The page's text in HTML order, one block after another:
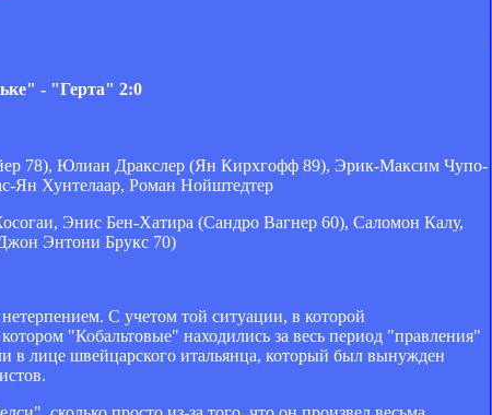
- "Герта" 2:0
78), Юлиан Дракслер (Ян Кирхгофф 89), Эрик-Максим Чупо-
Ян Хунтелаар, Роман Нойштедтер
Энис Бен-Хатира (Сандро Вагнер 60), Саломон Калу,
Энтони Брукс 70)
С учетом той ситуации, в которой
"Кобальтовые" находились за весь период "правления"
в лице швейцарского итальянца, который был вынужден